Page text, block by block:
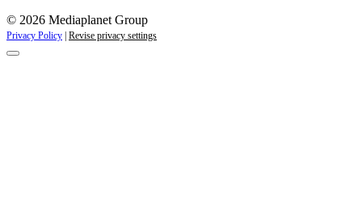
© 2026 Mediaplanet Group
Privacy Policy | Revise privacy settings